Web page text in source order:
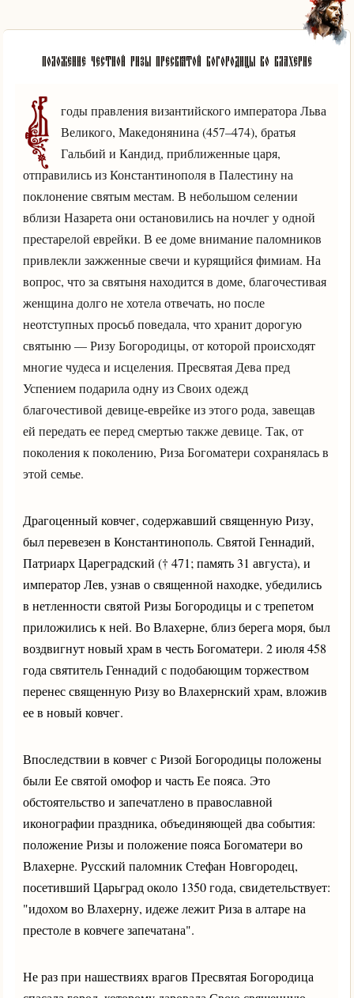
Положение Честной ризы Пресвятой Богородицы во Влахерне
В
годы правления византийского императора Льва
Великого, Македонянина (457–474), братья
Гальбий и Кандид, приближенные царя,
отправились из Константинополя в Палестину на
поклонение святым местам. В небольшом селении
вблизи Назарета они остановились на ночлег у одной
престарелой еврейки. В ее доме внимание паломников
привлекли зажженные свечи и курящийся фимиам. На
вопрос, что за святыня находится в доме, благочестивая
женщина долго не хотела отвечать, но после
неотступных просьб поведала, что хранит дорогую
святыню — Ризу Богородицы, от которой происходят
многие чудеса и исцеления. Пресвятая Дева пред
Успением подарила одну из Своих одежд
благочестивой девице-еврейке из этого рода, завещав
ей передать ее перед смертью также девице. Так, от
поколения к поколению, Риза Богоматери сохранялась в
этой семье.
Драгоценный ковчег, содержавший священную Ризу,
был перевезен в Константинополь. Святой Геннадий,
Патриарх Цареградский († 471; память 31 августа), и
император Лев, узнав о священной находке, убедились
в нетленности святой Ризы Богородицы и с трепетом
приложились к ней. Во Влахерне, близ берега моря, был
воздвигнут новый храм в честь Богоматери. 2 июля 458
года святитель Геннадий с подобающим торжеством
перенес священную Ризу во Влахернский храм, вложив
ее в новый ковчег.
Впоследствии в ковчег с Ризой Богородицы положены
были Ее святой омофор и часть Ее пояса. Это
обстоятельство и запечатлено в православной
иконографии праздника, объединяющей два события:
положение Ризы и положение пояса Богоматери во
Влахерне. Русский паломник Стефан Новгородец,
посетивший Царьград около 1350 года, свидетельствует:
"идохом во Влахерну, идеже лежит Риза в алтаре на
престоле в ковчеге запечатана".
Не раз при нашествиях врагов Пресвятая Богородица